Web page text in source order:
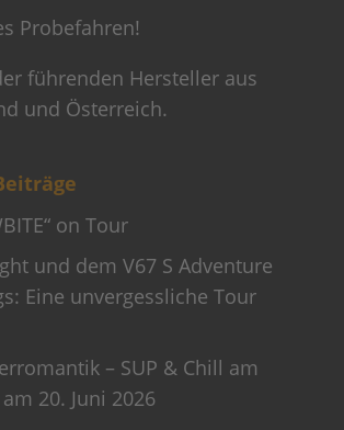
Probefahren!
führenden Hersteller aus
und Österreich.
on Tour
und dem V67 S Adventure
Eine unvergessliche Tour
– SUP & Chill am
20. Juni 2026